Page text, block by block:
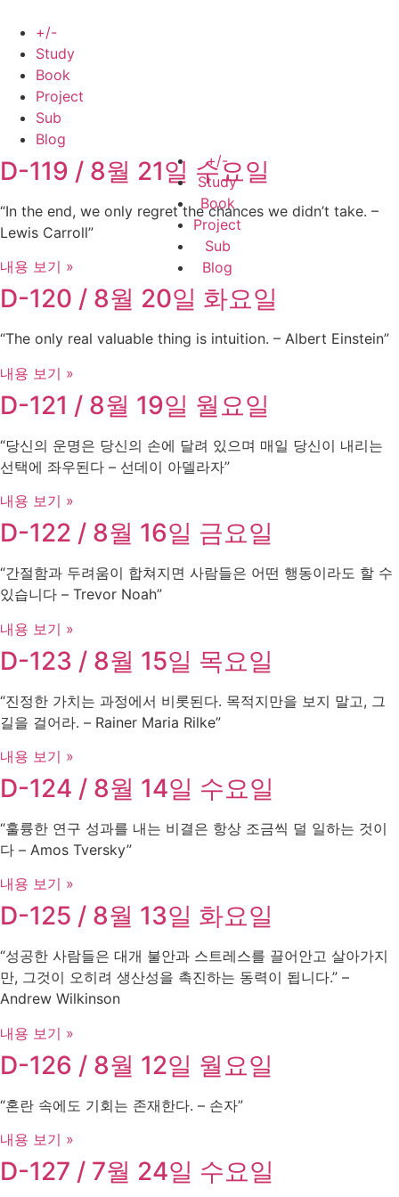
content
+/-
Study
Book
Project
Sub
Blog
+/-
Study
Book
Project
Sub
Blog
D-119 / 8월 21일 수요일
“In the end, we only regret the chances we didn’t take. –
Lewis Carroll”
내용 보기 »
D-120 / 8월 20일 화요일
“The only real valuable thing is intuition. – Albert Einstein”
내용 보기 »
D-121 / 8월 19일 월요일
“당신의 운명은 당신의 손에 달려 있으며 매일 당신이 내리는
선택에 좌우된다 – 선데이 아델라자”
내용 보기 »
D-122 / 8월 16일 금요일
“간절함과 두려움이 합쳐지면 사람들은 어떤 행동이라도 할 수
있습니다 – Trevor Noah”
내용 보기 »
D-123 / 8월 15일 목요일
“진정한 가치는 과정에서 비롯된다. 목적지만을 보지 말고, 그
길을 걸어라. – Rainer Maria Rilke”
내용 보기 »
D-124 / 8월 14일 수요일
“훌륭한 연구 성과를 내는 비결은 항상 조금씩 덜 일하는 것이
다 – Amos Tversky”
내용 보기 »
D-125 / 8월 13일 화요일
“성공한 사람들은 대개 불안과 스트레스를 끌어안고 살아가지
만, 그것이 오히려 생산성을 촉진하는 동력이 됩니다.” –
Andrew Wilkinson
내용 보기 »
D-126 / 8월 12일 월요일
“혼란 속에도 기회는 존재한다. – 손자”
내용 보기 »
D-127 / 7월 24일 수요일